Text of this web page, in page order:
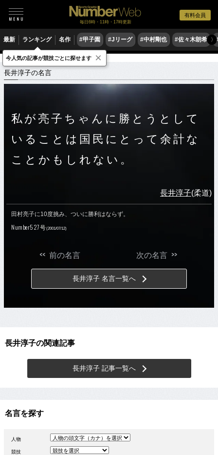
有料会員
毎日6時・11時・17時更新
最新 ランキング 名作 #甲子園 #Jリーグ #中村剛也 #佐々木朗希 〉
スポーツ名言集 ナ 長井淳子の名言
長井淳子の名言
私が亮子ちゃんに勝とうとして
いることは国民にとって余計な
ことかもしれない。
長井淳子(柔道)
田村亮子に10度挑み、ついに勝利はならず。
Number527号(2001/07/12)
<< 前の名言 次の名言>>
長井淳子 名言一覧へ
長井淳子の関連記事
長井淳子 記事一覧へ
名言を探す
人物
競技
今人気の記事が競技ごとに探せます ×